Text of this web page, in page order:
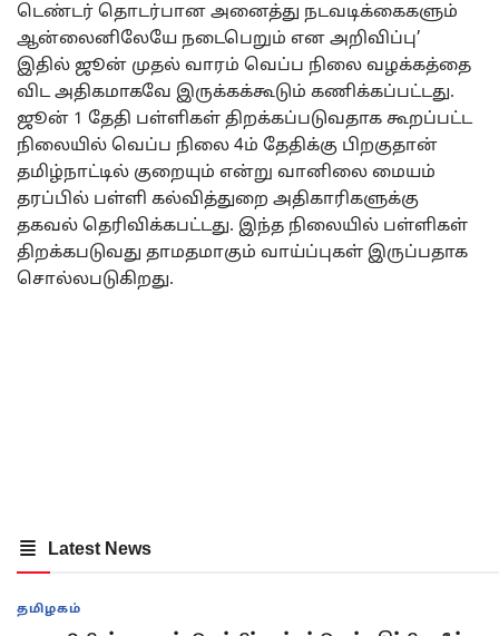
டெண்டர் தொடர்பான அனைத்து நடவடிக்கைகளும்
ஆன்லைனிலேயே நடைபெறும் என அறிவிப்பு’
இதில் ஜூன் முதல் வாரம் வெப்ப நிலை வழக்கத்தை
விட அதிகமாகவே இருக்கக்கூடும் கணிக்கப்பட்டது.
ஜூன் 1 தேதி பள்ளிகள் திறக்கப்படுவதாக கூறப்பட்ட
நிலையில் வெப்ப நிலை 4ம் தேதிக்கு பிறகுதான்
தமிழ்நாட்டில் குறையும் என்று வானிலை மையம்
தரப்பில் பள்ளி கல்வித்துறை அதிகாரிகளுக்கு
தகவல் தெரிவிக்கபட்டது. இந்த நிலையில் பள்ளிகள்
திறக்கபடுவது தாமதமாகும் வாய்ப்புகள் இருப்பதாக
சொல்லபடுகிறது.
Latest News
தமிழகம்